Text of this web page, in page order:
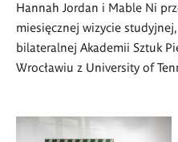
Hannah Jordan i Mable Ni
miesięcznej wizycie
bilateralnej Akademii Sztuk
Wrocławiu z University of